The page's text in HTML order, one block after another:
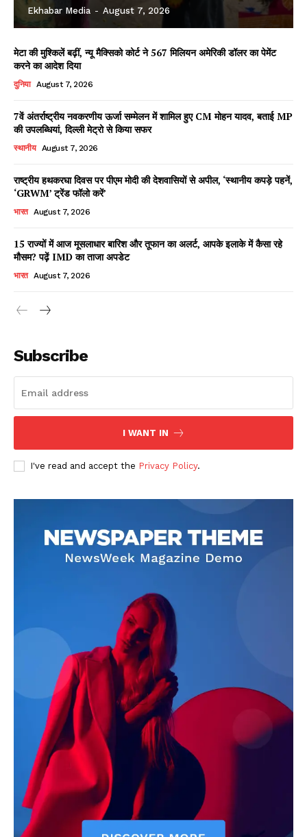
Contact us
Subscription Plans
My account
Ekhabar Media - August 7, 2026
मेटा की मुश्किलें बढ़ीं, न्यू मैक्सिको कोर्ट ने 567 मिलियन अमेरिकी डॉलर का पेमेंट
करने का आदेश दिया
दुनिया August 7, 2026
7वें अंतर्राष्ट्रीय नवकरणीय ऊर्जा सम्मेलन में शामिल हुए CM मोहन यादव, बताई MP
की उपलब्धियां, दिल्ली मेट्रो से किया सफर
स्थानीय August 7, 2026
राष्ट्रीय हथकरघा दिवस पर पीएम मोदी की देशवासियों से अपील, ‘स्थानीय कपड़े पहनें,
‘GRWM’ ट्रेंड फॉलो करें’
भारत August 7, 2026
15 राज्यों में आज मूसलाधार बारिश और तूफान का अलर्ट, आपके इलाके में कैसा रहे
मौसम? पढ़ें IMD का ताजा अपडेट
भारत August 7, 2026
Subscribe
I WANT IN
I've read and accept the Privacy Policy.